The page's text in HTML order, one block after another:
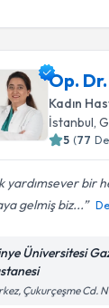
Op.
Kadın
İstanbul ,
5 (77
yardımsever bir
gelmiş biz...
Üniversitesi
Çukurçeşme Cd.